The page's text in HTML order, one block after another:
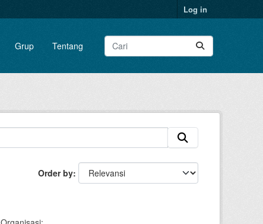
Log in
Grup Tentang
Order by